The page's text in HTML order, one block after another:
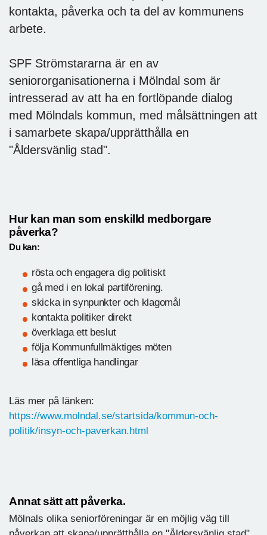
kontakta, påverka och ta del av kommunens
arbete.
SPF Strömstararna är en av
seniororganisationerna i Mölndal som är
intresserad av att ha en fortlöpande dialog
med Mölndals kommun, med målsättningen att
i samarbete skapa/upprätthålla en
"Åldersvänlig stad".
Hur kan man som enskilld medborgare
påverka?
Du kan:
rösta och engagera dig politiskt
gå med i en lokal partiförening.
skicka in synpunkter och klagomål
kontakta politiker direkt
överklaga ett beslut
följa Kommunfullmäktiges möten
läsa offentliga handlingar
Läs mer på länken:
https://www.molndal.se/startsida/kommun-och-
politik/insyn-och-paverkan.html
Annat sätt att påverka.
Mölnals olika seniorföreningar är en möjlig väg till